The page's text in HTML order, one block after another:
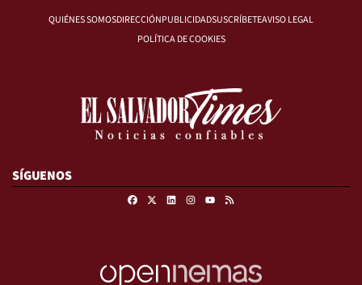
QUIÉNES SOMOSDIRECCIÓNPUBLICIDADSUSCRÍBETEAVISO LEGAL
POLÍTICA DE COOKIES
SÍGUENOS
FacebookLinkedinInstagram